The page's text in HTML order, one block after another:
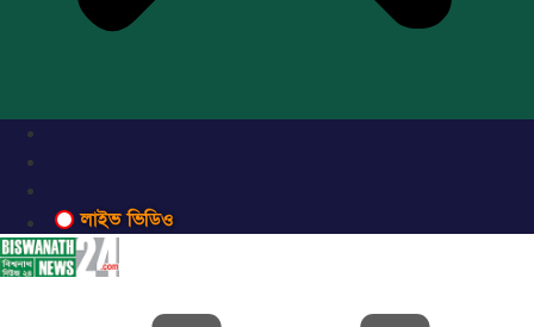
লাইভ ভিডিও